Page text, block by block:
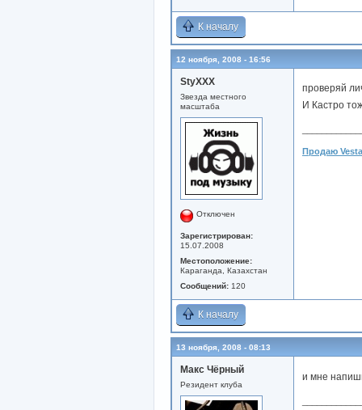
К началу
12 ноября, 2008 - 16:56
StyXXX
Звезда местного
масштаба
Отключен
Зарегистрирован:
15.07.2008
Местоположение:
Караганда, Казахстан
Сообщений: 120
проверяй
И Кастро
Продаю
К началу
13 ноября, 2008 - 08:13
Макс Чёрный
Резидент клуба
и мне